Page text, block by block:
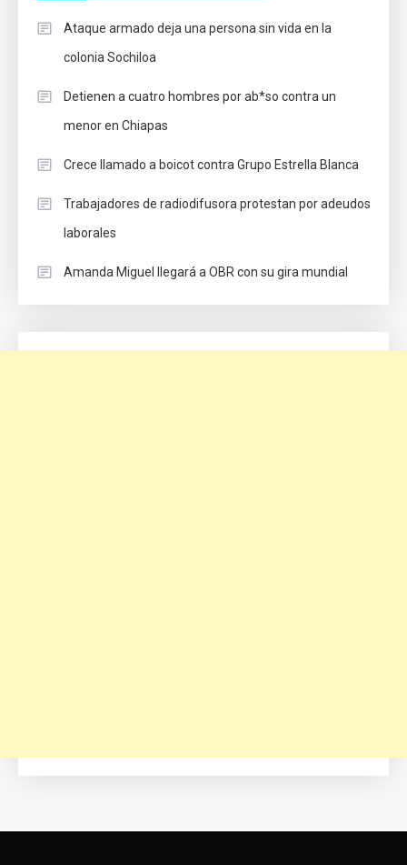
Ataque armado deja una persona sin vida en la
colonia Sochiloa
Detienen a cuatro hombres por ab*so contra un
menor en Chiapas
Crece llamado a boicot contra Grupo Estrella Blanca
Trabajadores de radiodifusora protestan por adeudos
laborales
Amanda Miguel llegará a OBR con su gira mundial